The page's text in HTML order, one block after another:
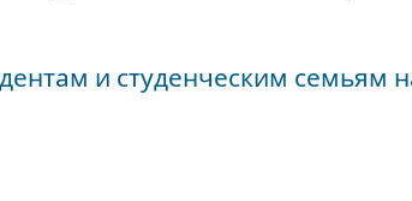
и студенческим семьям